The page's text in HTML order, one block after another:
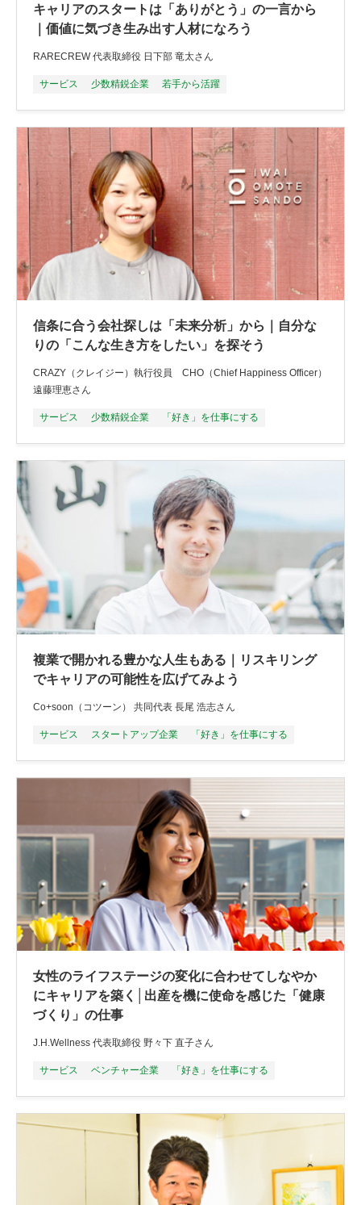
キャリアのスタートは「ありがとう」の一言から
｜価値に気づき生み出す人材になろう
RARECREW 代表取締役 日下部 竜太さん
サービス 少数精鋭企業 若手から活躍
信条に合う会社探しは「未来分析」から｜自分な
りの「こんな生き方をしたい」を探そう
CRAZY（クレイジー）執行役員 CHO（Chief Happiness Officer）
遠藤理恵さん
サービス 少数精鋭企業 「好き」を仕事にする
複業で開かれる豊かな人生もある｜リスキリング
でキャリアの可能性を広げてみよう
Co+soon（コツーン） 共同代表 長尾 浩志さん
サービス スタートアップ企業 「好き」を仕事にする
女性のライフステージの変化に合わせてしなやか
にキャリアを築く│出産を機に使命を感じた「健康
づくり」の仕事
J.H.Wellness 代表取締役 野々下 直子さん
サービス ベンチャー企業 「好き」を仕事にする